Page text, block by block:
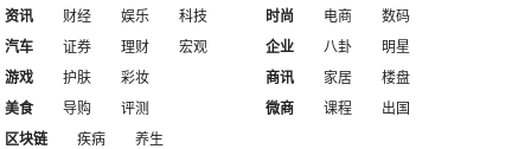
资讯 财经 娱乐
科技
汽车
证券 理财 宏观
时尚 电商
数码
企业
八卦
明星
游戏
护肤
彩妆
美食
导购 评测
商讯 家居
楼盘
微商
课程
出国
区块链
疾病
养生